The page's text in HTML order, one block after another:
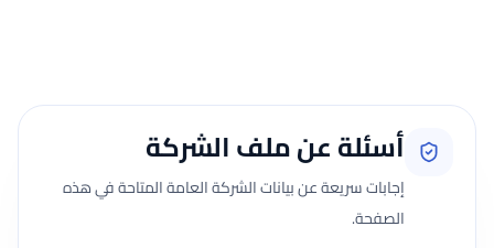
أسئلة عن ملف الشركة
إجابات سريعة عن بيانات الشركة العامة المتاحة في هذه
الصفحة.